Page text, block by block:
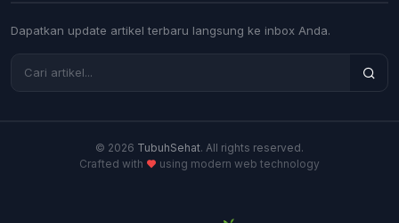
Dapatkan update artikel terbaru langsung ke inbox Anda.
© 2026 TubuhSehat. All rights reserved.
Crafted with
using modern web technology